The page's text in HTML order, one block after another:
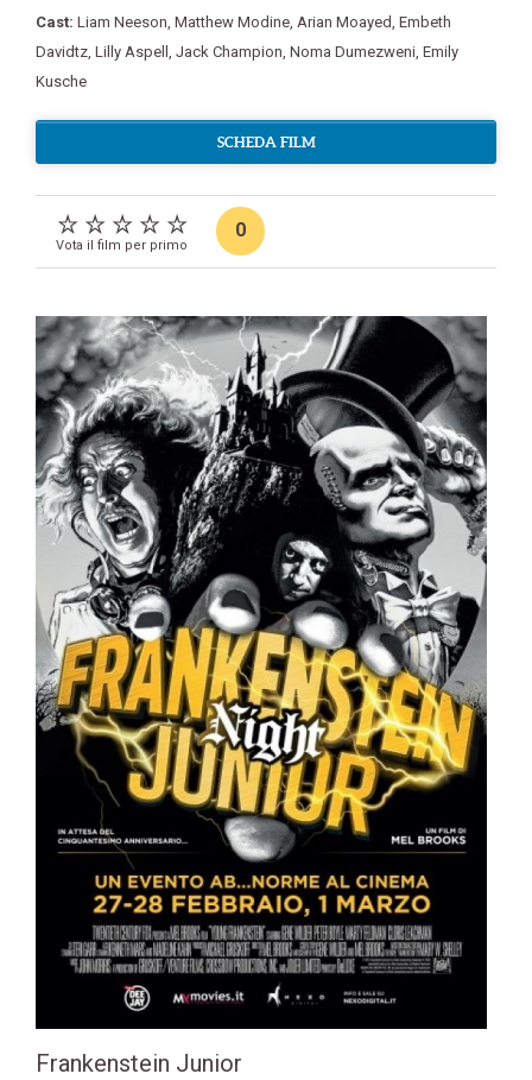
Cast: Liam Neeson, Matthew Modine, Arian Moayed, Embeth
Davidtz, Lilly Aspell , Jack Champion, Noma Dumezweni, Emily
Kusche
SCHEDA FILM
Vota il film per primo
0
Frankenstein Junior